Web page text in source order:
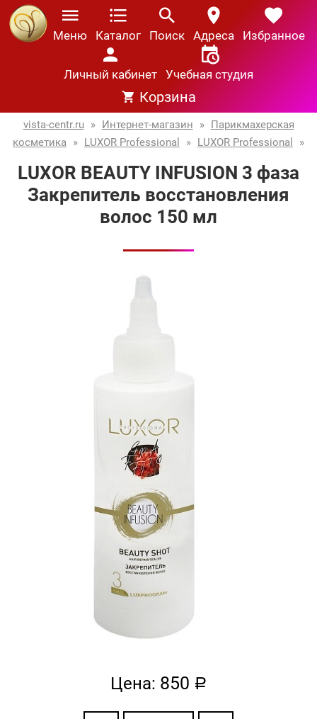
Меню Каталог Поиск Адреса Избранное
Личный кабинет Учебная студия
Корзина
vista-centr.ru » Интернет-магазин » Парикмахерская
косметика » LUXOR Professional » LUXOR Professional »
LUXOR BEAUTY INFUSION 3 фаза
Закрепитель восстановления
волос 150 мл
Цена: 850 a